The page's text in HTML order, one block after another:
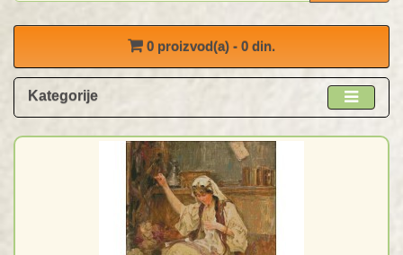
0 proizvod(a) - 0 din.
Kategorije